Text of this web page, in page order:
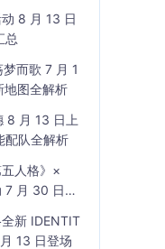
8 月 13 日
总
而歌 7 月 1
地图全解析
8 月 13 日上
配队全解析
人格》×
7 月 30 日开
新 IDENTIT
13 日登场